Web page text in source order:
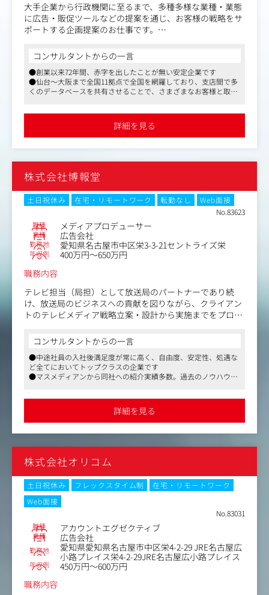
大手企業から行政機関に至るまで、多種多様な業種・業態
に広告・販促ツールなどの提案を通じ、お客様の戦略をサ
ポートする企画提案のお仕事です。
クライアントが求める課題解決のためのアイデアを、プロ
デューサー・プランナー・デザイナーが一体となって考
え、テレビ・ラジオ・新聞・雑誌・WEB・イベントなど各
媒体をツールにして世の中に発信していきます。
☆クライアントの要望や課題をヒアリング。
→クライアント先への訪問やオリエンテーションへの参
題解決に向けたチームを編成。
→メンバーの選定や手配。スケジュールの調整など。
☆課題を解決するための具体的なプロモーションについて
チームで打ち合わせ（＝ブレスト）実施。
→使用する媒体や表現はじめアイデア出しへの参加。
☆ブレストによって出されたアイデアの実現に向けた進行
管理。
→デザインやコピー、企画書の仕上がりチェックや修正指
示・各種手配など。
各拠点や担当するエリアなどによって、既存クライアント
同行しながら、業務内容を覚えていただきます。
取引先の業種・業態も流通、教育、鉄道、自動車、建設、
行政機関、ホテル・旅館、観光レジャー施設など多岐に渡
ります。
コンサルタントからの一言
●創業以来72年間、赤字を出したことが無い安定企業です
●仙台～大阪まで全国11拠点で全国を網羅しており、支店間で多
くのデータベースを共有させることで、さまざまなお客様と取り
が少なく、労務管理をきっちりされております
詳細を見る
株式会社博報堂
土日祝休み 在宅・リモートワーク 転勤なし
Web面接
No.83623
職種 メディアプロデューサー
業種 広告会社
勤務地 愛知県名古屋市中区栄3-3-21セントライズ栄
年収例
400万円～650万円
職務内容
テレビ担当（局担）として放送局のパートナーであり続
け、放送局のビジネスへの貢献を図りながら、クライアン
トのテレビメディア戦略立案・設計から実施までをプロデ
ここまでのご経験をフルに活用いただき、放送局とクライ
アントの間で、積極的な仕掛けやビジネスリードが求めら
れます。
・局担として、広告枠取引（スポット／タイム）に関する
（例）見積もり対応、出稿金額の見込み算出や管理、発注
業務、出稿スケジュール管理、
など
・放送局リソースを最大限活用した様々な企画の構想～実
装
（例）店舗連動施策、イベント協賛、データ放送活用、IP
活用など
・クライアントの課題解決の打ち手（最適なメディアプラ
ニング、企画等）の構想～実装
コンサルタントからの一言
●中途社員の入社後満足度が常に高く、自由度、安定性、処遇な
ど全てにおいてトップクラスの企業です
●マスメディアンから同社への紹介実績多数。過去のノウハウを
●応募書類の添削や各面接対策など、また選考の注目ポイントな
ども適宜アドバイスします。最適なキャリア選択の支援と万全の
体制を整えていますので、ぜひご活用ください
詳細を見る
株式会社オリコム
土日祝休み フレックスタイム制
在宅・リモートワーク
Web面接
No.83031
職種 アカウントエグゼクティブ
業種 広告会社
勤務地
愛知県愛知県名古屋市中区栄4-2-29 JRE名古屋広
小路プレイス栄4-2-29JRE名古屋広小路プレイス
年収例
450万円～600万円
職務内容